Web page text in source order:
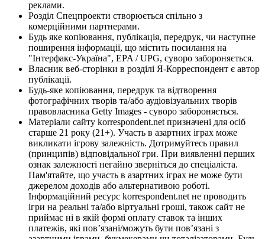
реклами.
Розділ Спецпроекти створюється спільно з
комерційними партнерами.
Будь яке копіювання, публікація, передрук, чи наступне
поширення інформації, що містить посилання на
"Інтерфакс-Україна", EPA / UPG, суворо забороняється.
Власник веб-сторінки в розділі Я-Корреспондент є автор
публікації.
Будь-яке копіювання, передрук та відтворення
фотографічних творів та/або аудіовізуальних творів
правовласника Getty Images - суворо забороняється.
Матеріали сайту korrespondent.net призначені для осіб
старше 21 року (21+). Участь в азартних іграх може
викликати ігрову залежність. Дотримуйтесь правил
(принципів) відповідальної гри. При виявленні перших
ознак залежності негайно зверніться до спеціаліста.
Пам'ятайте, що участь в азартних іграх не може бути
джерелом доходів або альтернативою роботі.
Інформаційний ресурс korrespondent.net не проводить
ігри на реальні та/або віртуальні гроші, також сайт не
приймає ні в якій формі оплату ставок та інших
платежів, які пов’язані/можуть бути пов’язані з